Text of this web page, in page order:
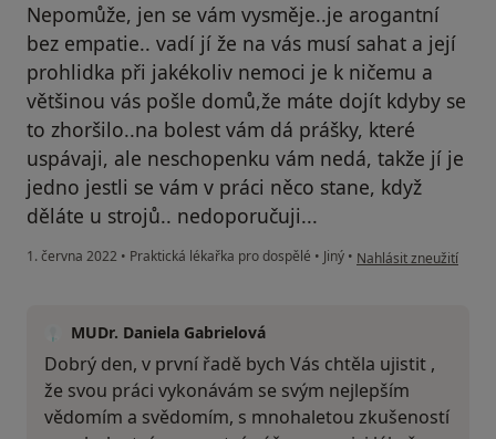
Nepomůže, jen se vám vysměje..je arogantní
bez empatie.. vadí jí že na vás musí sahat a její
prohlidka při jakékoliv nemoci je k ničemu a
většinou vás pošle domů,že máte dojít kdyby se
to zhoršilo..na bolest vám dá prášky, které
uspávaji, ale neschopenku vám nedá, takže jí je
jedno jestli se vám v práci něco stane, když
děláte u strojů.. nedoporučuji...
1. června 2022 • Praktická lékařka pro dospělé • Jiný • podle názoru
Nahlásit zneužití
MUDr. Daniela Gabrielová
Dobrý den, v první řadě bych Vás chtěla ujistit ,
že svou práci vykonávám se svým nejlepším
vědomím a svědomím, s mnohaletou zkušeností